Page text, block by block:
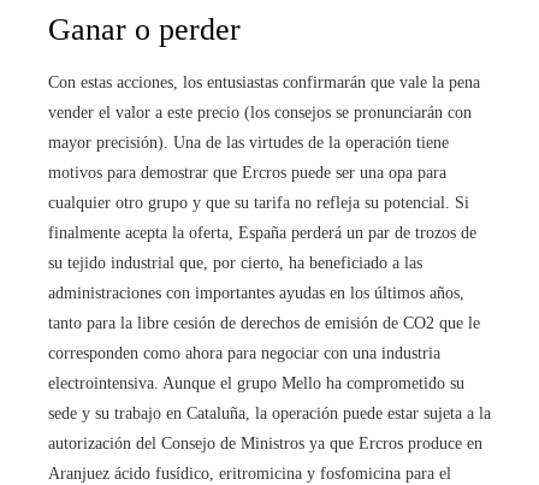
Ganar o perder
Con estas acciones, los entusiastas confirmarán que vale la pena
vender el valor a este precio (los consejos se pronunciarán con
mayor precisión). Una de las virtudes de la operación tiene
motivos para demostrar que Ercros puede ser una opa para
cualquier otro grupo y que su tarifa no refleja su potencial. Si
finalmente acepta la oferta, España perderá un par de trozos de
su tejido industrial que, por cierto, ha beneficiado a las
administraciones con importantes ayudas en los últimos años,
tanto para la libre cesión de derechos de emisión de CO2 que le
corresponden como ahora para negociar con una industria
electrointensiva. Aunque el grupo Mello ha comprometido su
sede y su trabajo en Cataluña, la operación puede estar sujeta a la
autorización del Consejo de Ministros ya que Ercros produce en
Aranjuez ácido fusídico, eritromicina y fosfomicina para el